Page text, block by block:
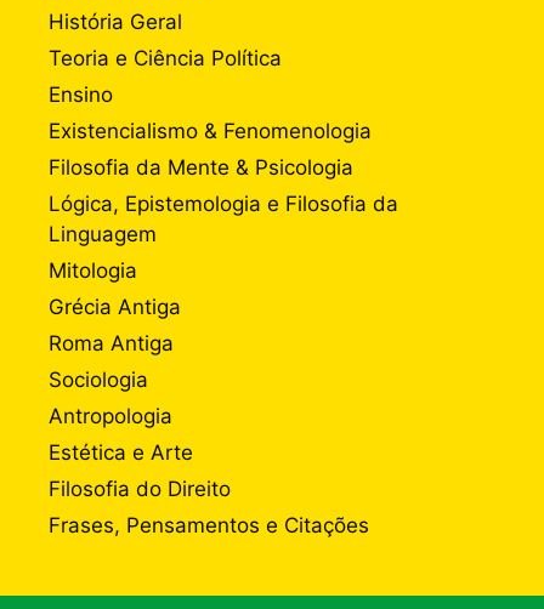
História Geral
Teoria e Ciência Política
Ensino
Existencialismo & Fenomenologia
Filosofia da Mente & Psicologia
Lógica, Epistemologia e Filosofia da
Linguagem
Mitologia
Grécia Antiga
Roma Antiga
Sociologia
Antropologia
Estética e Arte
Filosofia do Direito
Frases, Pensamentos e Citações